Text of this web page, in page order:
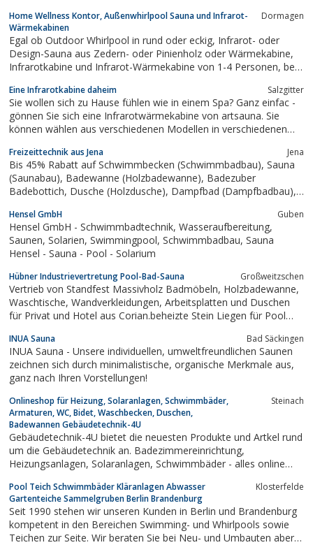
Home Wellness Kontor, Außenwhirlpool Sauna und Infrarot-
Wärmekabinen
Dormagen
Egal ob Outdoor Whirlpool in rund oder eckig, Infrarot- oder
Design-Sauna aus Zedern- oder Pinienholz oder Wärmekabine,
Infrarotkabine und Infrarot-Wärmekabine von 1-4 Personen, bei
Außenwhirlpool und die Infrarotkabine als Bausatz bequem
online. Ebenso das passende Zubehör...
Eine Infrarotkabine daheim Salzgitter
Sie wollen sich zu Hause fühlen wie in einem Spa? Ganz einfac -
gönnen Sie sich eine Infrarotwärmekabine von artsauna. Sie
können wählen aus verschiedenen Modellen in verschiedenen
Freizeittechnik aus Jena Jena
Bis 45% Rabatt auf Schwimmbecken (Schwimmbadbau), Sauna
(Saunabau), Badewanne (Holzbadewanne), Badezuber
Badebottich, Dusche (Holzdusche), Dampfbad (Dampfbadbau),
Massagegerät Rollenmassagegerät, Sauerstoffgerät, Solarium,
Sportgerät Fitnessgerät, Teich...
Hensel GmbH Guben
Hensel GmbH - Schwimmbadtechnik, Wasseraufbereitung,
Saunen, Solarien, Swimmingpool, Schwimmbadbau, Sauna
Hensel - Sauna - Pool - Solarium
Hübner Industrievertretung Pool-Bad-Sauna Großweitzschen
Vertrieb von Standfest Massivholz Badmöbeln, Holzbadewanne,
Waschtische, Wandverkleidungen, Arbeitsplatten und Duschen
für Privat und Hotel aus Corian.beheizte Stein Liegen für Pool
Privat.Hochwasserschutz-Systeme für Einfamilienhaus, Gewerbe,
Denkmalschutz und Einfahrten,
INUA Sauna Bad Säckingen
INUA Sauna - Unsere individuellen, umweltfreundlichen Saunen
zeichnen sich durch minimalistische, organische Merkmale aus,
ganz nach Ihren Vorstellungen!
Onlineshop für Heizung, Solaranlagen, Schwimmbäder,
Armaturen, WC, Bidet, Waschbecken, Duschen,
Badewannen Gebäudetechnik-4U
Steinach
Gebäudetechnik-4U bietet die neuesten Produkte und Artkel rund
um die Gebäudetechnik an. Badezimmereinrichtung,
Heizungsanlagen, Solaranlagen, Schwimmbäder - alles online
kostenlos.
Pool Teich Schwimmbäder Kläranlagen Abwasser
Gartenteiche Sammelgruben Berlin Brandenburg
Klosterfelde
Seit 1990 stehen wir unseren Kunden in Berlin und Brandenburg
kompetent in den Bereichen Swimming- und Whirlpools sowie
Teichen zur Seite. Wir beraten Sie bei Neu- und Umbauten aber